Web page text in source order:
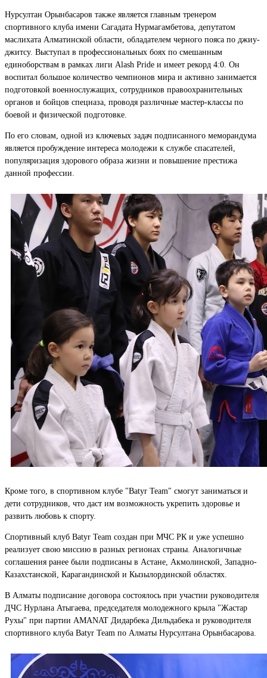
Нурсултан Орынбасаров также является главным тренером
спортивного клуба имени Сагадата Нурмагамбетова, депутатом
маслихата Алматинской области, обладателем черного пояса по джиу-
джитсу. Выступал в профессиональных боях по смешанным
единоборствам в рамках лиги Alash Pride и имеет рекорд 4:0. Он
воспитал большое количество чемпионов мира и активно занимается
подготовкой военнослужащих, сотрудников правоохранительных
органов и бойцов спецназа, проводя различные мастер-классы по
боевой и физической подготовке.
По его словам, одной из ключевых задач подписанного меморандума
является пробуждение интереса молодежи к службе спасателей,
популяризация здорового образа жизни и повышение престижа
данной профессии.
Кроме того, в спортивном клубе "Batyr Team" смогут заниматься и
дети сотрудников, что даст им возможность укрепить здоровье и
развить любовь к спорту.
Спортивный клуб Batyr Team создан при МЧС РК и уже успешно
реализует свою миссию в разных регионах страны. Аналогичные
соглашения ранее были подписаны в Астане, Акмолинской, Западно-
Казахстанской, Карагандинской и Кызылординской областях.
В Алматы подписание договора состоялось при участии руководителя
ДЧС Нурлана Атыгаева, председателя молодежного крыла "Жастар
Рухы" при партии AMANAT Дидарбека Дильдабека и руководителя
спортивного клуба Batyr Team по Алматы Нурсултана Орынбасарова.